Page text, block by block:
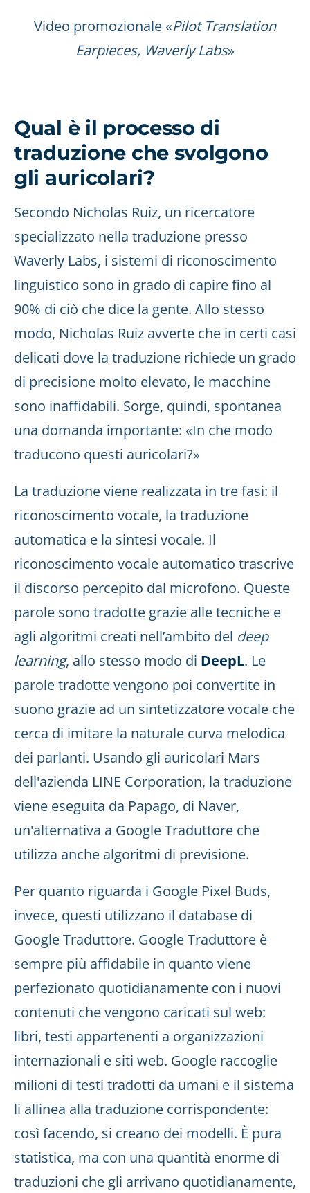
Video promozionale «Pilot Translation
Earpieces, Waverly Labs»
Qual è il processo di
traduzione che svolgono
gli auricolari?
Secondo Nicholas Ruiz, un ricercatore
specializzato nella traduzione presso
Waverly Labs, i sistemi di riconoscimento
linguistico sono in grado di capire fino al
90% di ciò che dice la gente. Allo stesso
modo, Nicholas Ruiz avverte che in certi casi
delicati dove la traduzione richiede un grado
di precisione molto elevato, le macchine
sono inaffidabili. Sorge, quindi, spontanea
una domanda importante: «In che modo
traducono questi auricolari?»
La traduzione viene realizzata in tre fasi: il
riconoscimento vocale, la traduzione
automatica e la sintesi vocale. Il
riconoscimento vocale automatico trascrive
il discorso percepito dal microfono. Queste
parole sono tradotte grazie alle tecniche e
agli algoritmi creati nell’ambito del deep
learning, allo stesso modo di DeepL. Le
parole tradotte vengono poi convertite in
suono grazie ad un sintetizzatore vocale che
cerca di imitare la naturale curva melodica
dei parlanti. Usando gli auricolari Mars
dell'azienda LINE Corporation, la traduzione
viene eseguita da Papago, di Naver,
un'alternativa a Google Traduttore che
utilizza anche algoritmi di previsione.
Per quanto riguarda i Google Pixel Buds,
invece, questi utilizzano il database di
Google Traduttore. Google Traduttore è
sempre più affidabile in quanto viene
perfezionato quotidianamente con i nuovi
contenuti che vengono caricati sul web:
libri, testi appartenenti a organizzazioni
internazionali e siti web. Google raccoglie
milioni di testi tradotti da umani e il sistema
li allinea alla traduzione corrispondente:
così facendo, si creano dei modelli. È pura
statistica, ma con una quantità enorme di
traduzioni che gli arrivano quotidianamente,